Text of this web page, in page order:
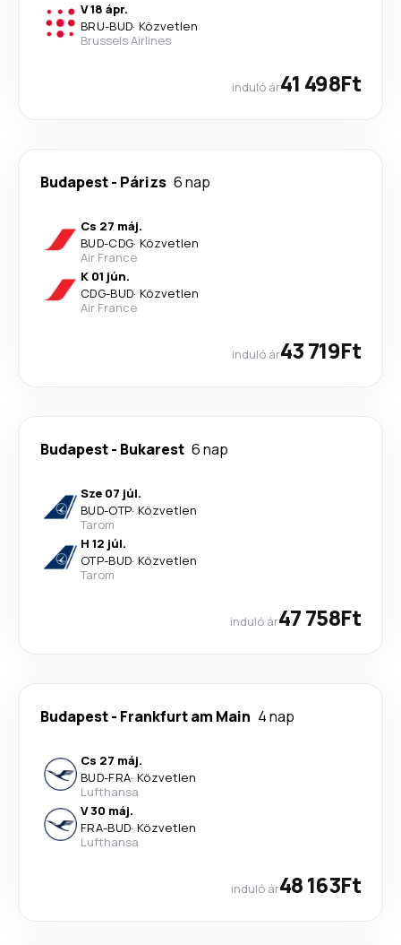
V 18 ápr.
BRU-BUD· Közvetlen
Brussels Airlines
induló ár41 498Ft
Budapest- Párizs 6 nap
Cs 27 máj.
BUD-CDG· Közvetlen
Air France
K 01 jún.
CDG-BUD· Közvetlen
Air France
induló ár43 719Ft
Budapest- Bukarest 6 nap
Sze 07 júl.
BUD-OTP· Közvetlen
Tarom
H 12 júl.
OTP-BUD· Közvetlen
Tarom
induló ár47 758Ft
Budapest- Frankfurt am Main 4 nap
Cs 27 máj.
BUD-FRA· Közvetlen
Lufthansa
V 30 máj.
FRA-BUD· Közvetlen
Lufthansa
induló ár48 163Ft